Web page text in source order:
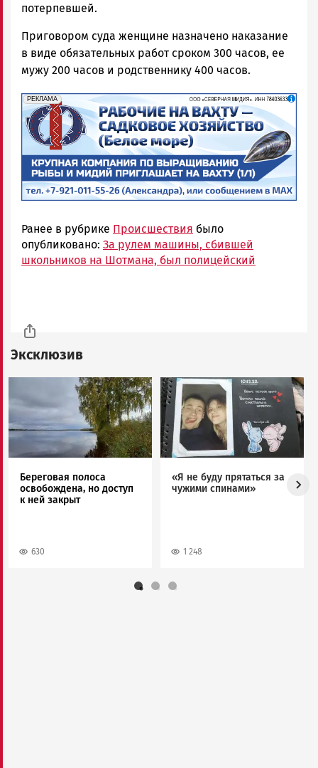
потерпевшей.
Приговором суда женщине назначено наказание
в виде обязательных работ сроком 300 часов, ее
мужу 200 часов и родственнику 400 часов.
erid: 2SDnjf467GP
РЕКЛАМА
Реклама
Ранее в рубрике Происшествия было
опубликовано: За рулем машины, сбившей
школьников на Шотмана, был полицейский
Эксклюзив
Береговая полоса
освобождена, но доступ
к ней закрыт
630
Image
«Я не буду прятаться за
чужими спинами»
1 248